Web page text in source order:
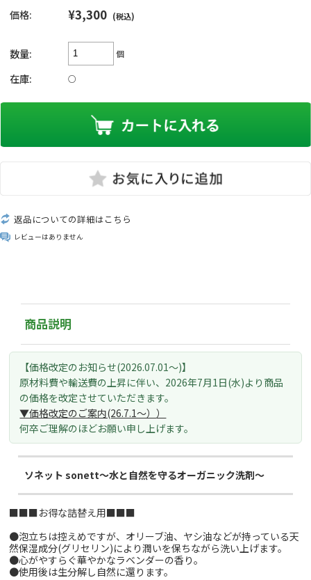
価格: ¥3,300 (税込)
数量: 個
在庫: ○
返品についての詳細はこちら
レビューはありません
商品説明
【価格改定のお知らせ(2026.07.01～)】
原材料費や輸送費の上昇に伴い、 2026年7月1日(水)より 商品
の価格を改定させていただきます。
▼価格改定のご案内(26.7.1～））
何卒ご理解のほどお願い申し上げます。
ソネット sonett～水と自然を守るオーガニック洗剤～
■■■お得な詰替え用■■■
●泡立ちは控えめですが、オリーブ油、ヤシ油などが持っている天
然保湿成分(グリセリン)により潤いを保ちながら洗い上げます。
●心がやすらぐ華やかなラベンダーの香り。
●使用後は生分解し自然に還ります。